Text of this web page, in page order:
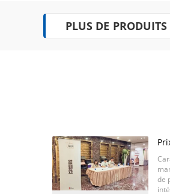
PLUS DE PRODUITS
de